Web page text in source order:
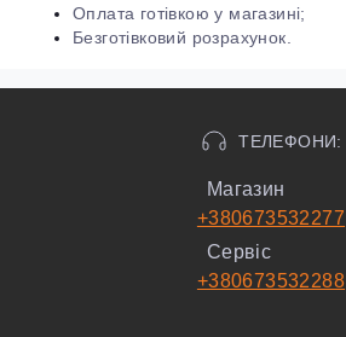
Оплата готівкою у магазині;
Безготівковий розрахунок.
ТЕЛЕФОНИ:
Магазин
+380673532277
Сервіс
+380673532288